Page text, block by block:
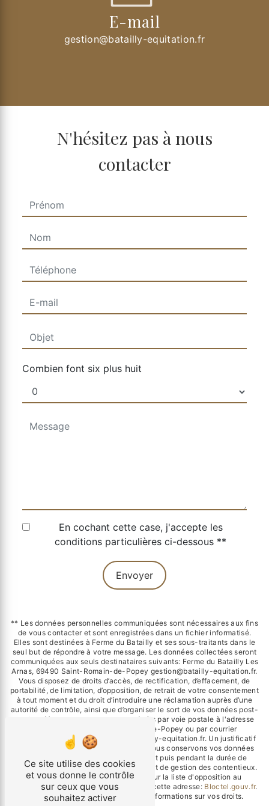
E-mail
gestion@batailly-equitation.fr
N'hésitez pas à nous
contacter
Combien font six plus huit
En cochant cette case, j'accepte les
conditions particulières ci-dessous **
Envoyer
** Les données personnelles communiquées sont nécessaires aux fins
de vous contacter et sont enregistrées dans un fichier informatisé.
Elles sont destinées à Ferme du Batailly et ses sous-traitants dans le
seul but de répondre à votre message. Les données collectées seront
communiquées aux seuls destinataires suivants: Ferme du Batailly Les
Arnas, 69490 Saint-Romain-de-Popey gestion@batailly-equitation.fr.
Vous disposez de droits d’accès, de rectification, d’effacement, de
portabilité, de limitation, d’opposition, de retrait de votre consentement
à tout moment et du droit d’introduire une réclamation auprès d’une
autorité de contrôle, ainsi que d’organiser le sort de vos données post-
mortem. Vous pouvez exercer ces droits par voie postale à l'adresse
Les Arnas, 69490 Saint-Romain-de-Popey ou par courrier
électronique à l'adresse gestion@batailly-equitation.fr. Un justificatif
d'identité pourra vous être demandé. Nous conservons vos données
pendant la période de prise de contact puis pendant la durée de
prescription légale aux fins probatoires et de gestion des contentieux.
Vous avez le droit de vous inscrire sur la liste d'opposition au
démarchage téléphonique, disponible à cette adresse: Bloctel.gouv.fr.
Consultez le site cnil.fr pour plus d’informations sur vos droits.
Ce site utilise des cookies
et vous donne le contrôle
sur ceux que vous
souhaitez activer